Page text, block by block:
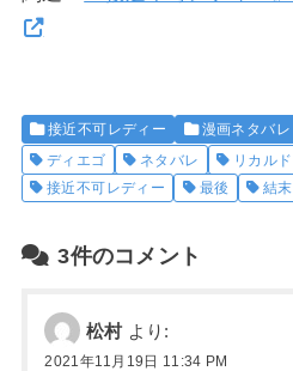
接近不可レディー
漫画ネタバレ
ディエゴ
ネタバレ リカルド
接近不可レディー
最後 結末
3件のコメント
松村 より:
2021年11月19日 11:34 PM